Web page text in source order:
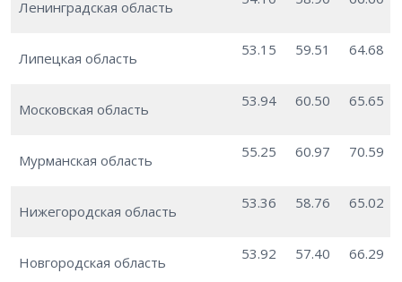
Ленинградская область
Липецкая область 53.15 59.51 64.68
Московская область 53.94 60.50 65.65
Мурманская область 55.25 60.97 70.59
Нижегородская область 53.36 58.76 65.02
Новгородская область 53.92 57.40 66.29